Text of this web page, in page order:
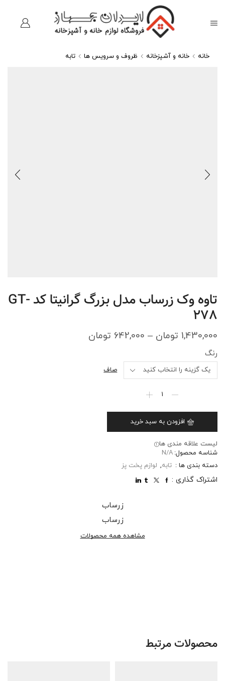
خانه خانه و آشپزخانه ظروف و سرویس ها تابه
تاوه وک زرساب مدل بزرگ گرانیتا کد GT-
278
1,430,000 تومان –
642,000 تومان
رنگ
صاف
افزودن به سبد خرید
لیست علاقه مندی ها
شناسه محصول: N/A
دسته بندی ها : تابه, لوازم پخت پز
اشتراک گذاری :
زرساب
زرساب
مشاهده همه محصولات
محصولات مرتبط